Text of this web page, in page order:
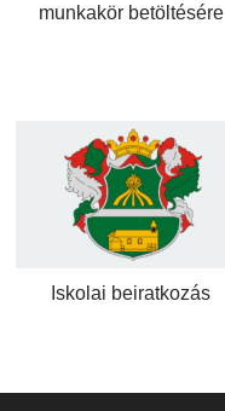
munkakör betöltésére
Iskolai beiratkozás